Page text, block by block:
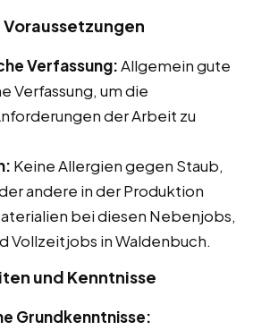
Verfassung:Allgemein gute
Verfassung, um die
der Arbeit zu
Keine Allergien gegen Staub,
andere in der Produktion
bei diesen Nebenjobs,
Vollzeitjobs in Waldenbuch.
und Kenntnisse
Grundkenntnisse: